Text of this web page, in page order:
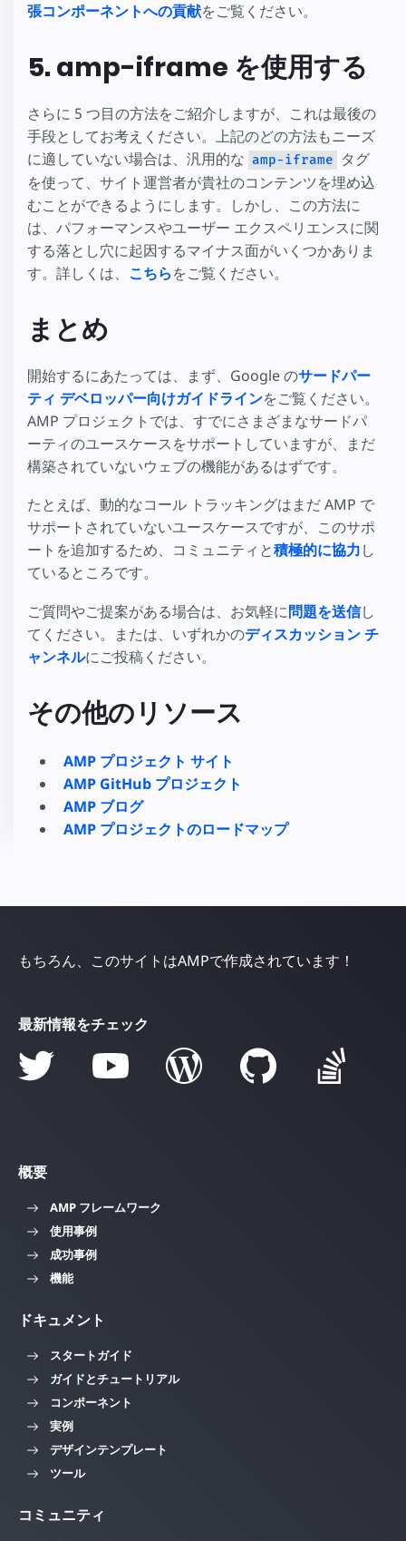
張コンポーネントへの貢献をご覧ください。
5. amp-iframe を使用する
さらに 5 つ目の方法をご紹介しますが、これは最後の
手段としてお考えください。上記のどの方法もニーズ
に適していない場合は、汎用的な amp-iframe
タグ
を使って、サイト運営者が貴社のコンテンツを埋め込
むことができるようにします。しかし、この方法に
は、パフォーマンスやユーザー エクスペリエンスに関
する落とし穴に起因するマイナス面がいくつかありま
す。詳しくは、 こちらをご覧ください。
まとめ
開始するにあたっては、まず、Google のサードパー
ティ デベロッパー向けガイドラインをご覧ください。
AMP プロジェクトでは、すでにさまざまなサードパ
ーティのユースケースをサポートしていますが、まだ
構築されていないウェブの機能があるはずです。
たとえば、動的なコール トラッキングはまだ AMP で
サポートされていないユースケースですが、このサポ
ートを追加するため、コミュニティと積極的に協力し
ているところです。
ご質問やご提案がある場合は、お気軽に問題を送信し
てください。または、いずれかのディスカッション チ
ャンネルにご投稿ください。
その他のリソース
AMP プロジェクト サイト
AMP GitHub プロジェクト
AMP ブログ
AMP プロジェクトのロードマップ
もちろん、このサイトはAMPで作成されています！
最新情報をチェック
概要
AMP フレームワーク
使用事例
成功事例
機能
ドキュメント
スタートガイド
ガイドとチュートリアル
コンポーネント
実例
デザインテンプレート
ツール
コミュニティ